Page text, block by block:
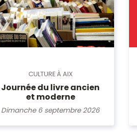
CULTURE À AIX
Journée du livre ancien
et moderne
Dimanche 6 septembre 2026